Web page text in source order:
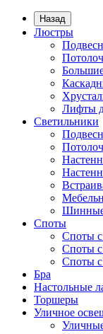
Назад
Люстры
Лифты
Светильники
Шинные
Споты
Споты
Споты
Споты с
Бра
Настольные
Торшеры
Уличное